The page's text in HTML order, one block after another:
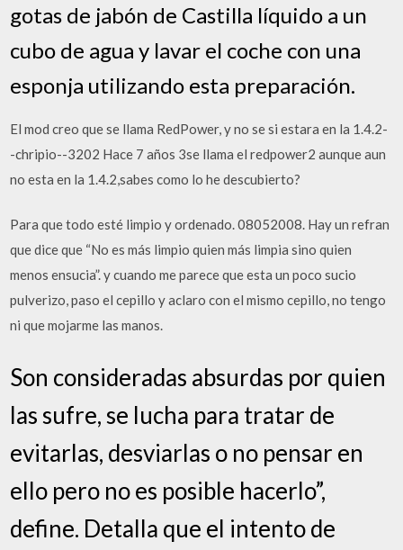
gotas de jabón de Castilla líquido a un
cubo de agua y lavar el coche con una
esponja utilizando esta preparación.
El mod creo que se llama RedPower, y no se si estara en la 1.4.2-
-chripio--3202 Hace 7 años 3se llama el redpower2 aunque aun
no esta en la 1.4.2,sabes como lo he descubierto?
Para que todo esté limpio y ordenado. 08052008. Hay un refran
que dice que “No es más limpio quien más limpia sino quien
menos ensucia”. y cuando me parece que esta un poco sucio
pulverizo, paso el cepillo y aclaro con el mismo cepillo, no tengo
ni que mojarme las manos.
Son consideradas absurdas por quien
las sufre, se lucha para tratar de
evitarlas, desviarlas o no pensar en
ello pero no es posible hacerlo”,
define. Detalla que el intento de